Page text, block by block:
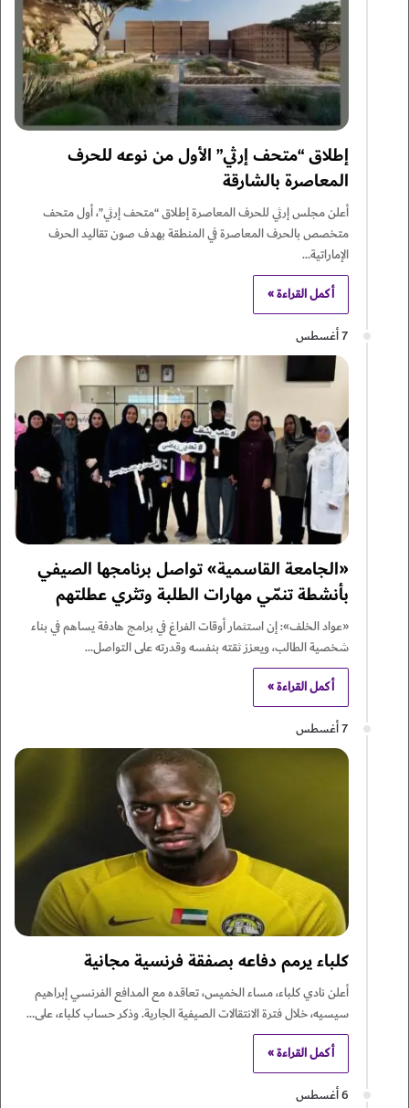
إطلاق “متحف إرثي” الأول من نوعه للحرف
المعاصرة بالشارقة
أعلن مجلس إرثي للحرف المعاصرة إطلاق “متحف إرثي”، أول متحف
متخصص بالحرف المعاصرة في المنطقة بهدف صون تقاليد الحرف
الإماراتية…
أكمل القراءة »
7 أغسطس
«الجامعة القاسمية» تواصل برنامجها الصيفي
بأنشطة تنمّي مهارات الطلبة وتثري عطلتهم
«عواد الخلف»: إن استثمار أوقات الفراغ في برامج هادفة يساهم في بناء
شخصية الطالب، ويعزز ثقته بنفسه وقدرته على التواصل…
أكمل القراءة »
7 أغسطس
كلباء يرمم دفاعه بصفقة فرنسية مجانية
أعلن نادي كلباء، مساء الخميس، تعاقده مع المدافع الفرنسي إبراهيم
سيسيه، خلال فترة الانتقالات الصيفية الجارية. وذكر حساب كلباء، على…
أكمل القراءة »
6 أغسطس